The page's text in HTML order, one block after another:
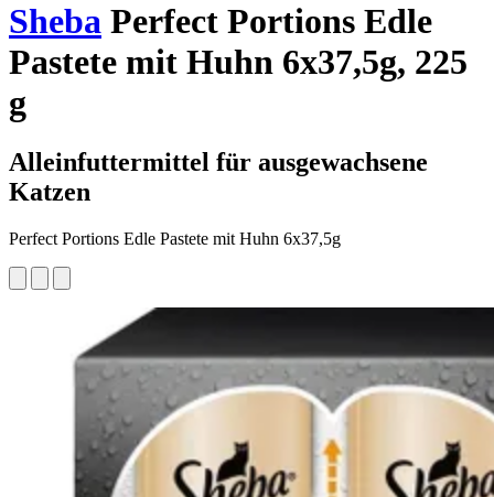
Sheba Perfect Portions Edle
Pastete mit Huhn 6x37,5g, 225
g
Alleinfuttermittel für ausgewachsene
Katzen
Perfect Portions Edle Pastete mit Huhn 6x37,5g